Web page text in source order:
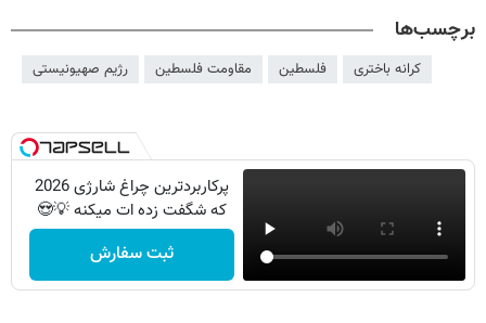
برچسب‌ها
کرانه باختری فلسطین مقاومت فلسطین رژیم صهیونیستی
پرکاربردترین چراغ شارژی 2026
که شگفت زده ات میکنه 💡😍
ثبت سفارش